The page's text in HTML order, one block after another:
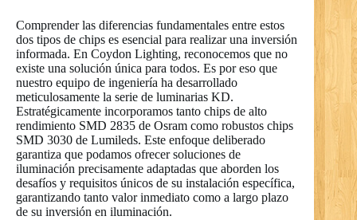
Comprender las diferencias fundamentales entre estos
dos tipos de chips es esencial para realizar una inversión
informada. En Coydon Lighting, reconocemos que no
existe una solución única para todos. Es por eso que
nuestro equipo de ingeniería ha desarrollado
meticulosamente la serie de luminarias KD.
Estratégicamente incorporamos tanto chips de alto
rendimiento SMD 2835 de Osram como robustos chips
SMD 3030 de Lumileds. Este enfoque deliberado
garantiza que podamos ofrecer soluciones de
iluminación precisamente adaptadas que aborden los
desafíos y requisitos únicos de su instalación específica,
garantizando tanto valor inmediato como a largo plazo
de su inversión en iluminación.